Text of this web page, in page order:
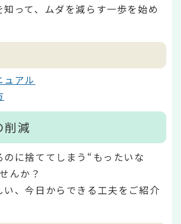
って、ムダを減らす一歩を始め
ュアル
削減
のに捨ててしまう“もったいな
んか？
、今日からできる工夫をご紹介